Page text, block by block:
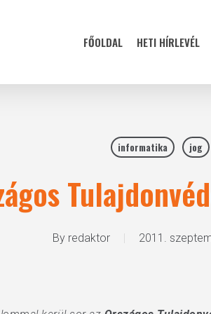
FŐOLDAL HETI HÍRLEVÉL
informatika jog
By redaktor 2011.